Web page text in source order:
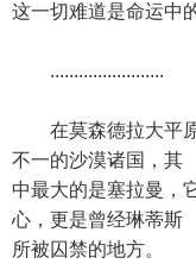
这一切难道是命运中
........................
在莫森德拉大平原
不一的沙漠诸国，其
中最大的是塞拉曼，
心，更是曾经琳蒂斯
所被囚禁的地方。